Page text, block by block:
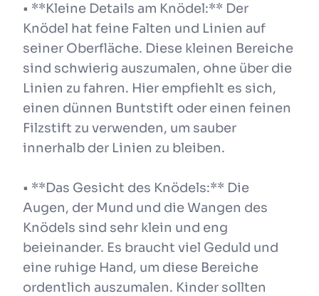
• **Kleine Details am Knödel:** Der
Knödel hat feine Falten und Linien auf
seiner Oberfläche. Diese kleinen Bereiche
sind schwierig auszumalen, ohne über die
Linien zu fahren. Hier empfiehlt es sich,
einen dünnen Buntstift oder einen feinen
Filzstift zu verwenden, um sauber
innerhalb der Linien zu bleiben.
• **Das Gesicht des Knödels:** Die
Augen, der Mund und die Wangen des
Knödels sind sehr klein und eng
beieinander. Es braucht viel Geduld und
eine ruhige Hand, um diese Bereiche
ordentlich auszumalen. Kinder sollten